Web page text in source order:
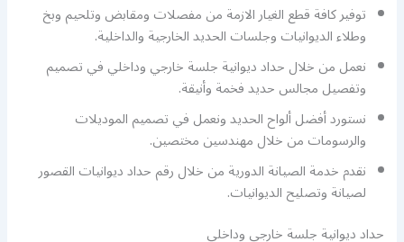
توفير كافة قطع الغيار الازمة من مفصلات ومقابض وتلحيم وبخ
وطلاء الديوانيات وجلسات الحديد الخارجية والداخلية.
نعمل من خلال حداد ديوانية جلسة خارجي وداخلي في تصميم
وتفصيل مجالس حديد فخمة وأنيقة.
نستورد أفضل ألواح الحديد ونعمل في تصميم الموديلات
والرسومات من خلال مهندسين مختصين.
نقدم خدمة الصيانة الدورية من خلال رقم حداد ديوانيات القصور
لصيانة وتصليح الديوانيات.
حداد ديوانية جلسة خارجي وداخلي